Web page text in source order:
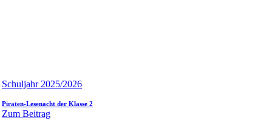
Schuljahr 2025/2026
Piraten-Lesenacht der Klasse 2
Zum Beitrag